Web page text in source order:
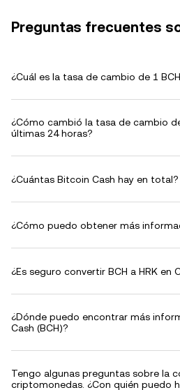
Preguntas frecuentes
¿Cuál es la tasa de cambio de 1
¿Cómo cambió la tasa de cambio
últimas 24 horas?
¿Cuántas Bitcoin Cash hay en total?
¿Cómo puedo obtener más
¿Es seguro convertir BCH a HRK en
¿Dónde puedo encontrar más
Cash (BCH)?
Tengo algunas preguntas sobre la
criptomonedas. ¿Con quién puedo